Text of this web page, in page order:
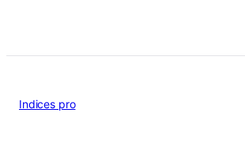
Indices pro